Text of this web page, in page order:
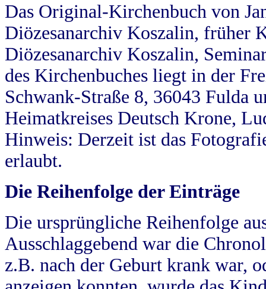
Das Original-Kirchenbuch von
Diözesanarchiv Koszalin, früher
Diözesanarchiv Koszalin,
des Kirchenbuches liegt in der
Schwank-Straße 8, 36043 Fulda
Heimatkreises Deutsch Krone,
Hinweis: Derzeit ist das
erlaubt.
Die Reihenfolge der Einträge
Die ursprüngliche Reihenfolge
Ausschlaggebend war die
z.B. nach der Geburt krank war,